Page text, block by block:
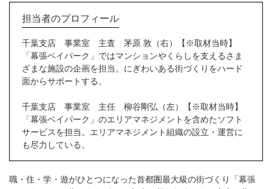
担当者のプロフィール
千葉支店 事業室 主査 茅原 敦（右）【※取材当時】
「幕張ベイパーク」ではマンションやくらしを支えるさま
ざまな施設の企画を担当。にぎわいある街づくりをハード
面からサポートする。
千葉支店 事業室 主任 柳谷剛弘（左）【※取材当時】
「幕張ベイパーク」のエリアマネジメントを含めたソフト
サービスを担当。エリアマネジメント組織の設立・運営に
も尽力している。
職・住・学・遊がひとつになった首都圏最大級の街づくり「幕張